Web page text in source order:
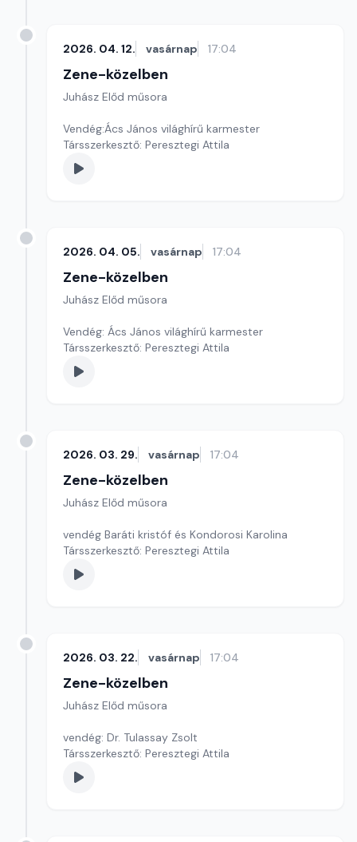
2026. 04. 12. vasárnap 17:04
Zene-közelben
Juhász Előd műsora
Vendég:Ács János világhírű karmester
Társszerkesztő: Peresztegi Attila
2026. 04. 05. vasárnap 17:04
Zene-közelben
Juhász Előd műsora
Vendég: Ács János világhírű karmester
Társszerkesztő: Peresztegi Attila
2026. 03. 29. vasárnap 17:04
Zene-közelben
Juhász Előd műsora
vendég Baráti kristóf és Kondorosi Karolina
Társszerkesztő: Peresztegi Attila
2026. 03. 22. vasárnap 17:04
Zene-közelben
Juhász Előd műsora
vendég: Dr. Tulassay Zsolt
Társszerkesztő: Peresztegi Attila